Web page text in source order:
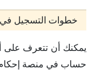
خطوات التسجيل في
يمكنك أن تتعرف على
حساب في منصة إحكام